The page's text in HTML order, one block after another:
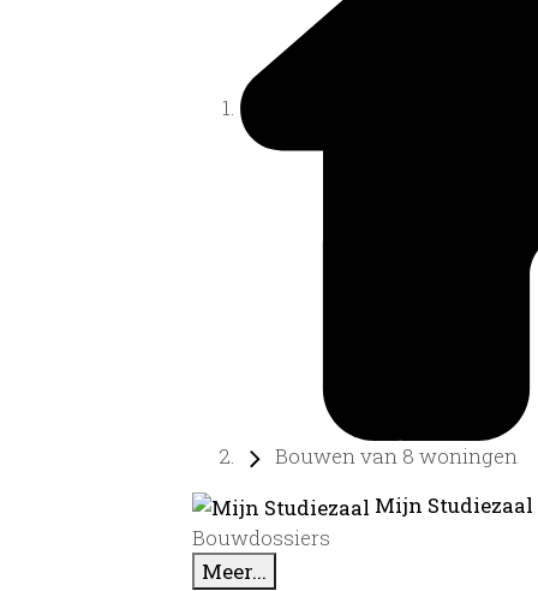
Bouwen van 8 woningen
Mijn
Bouwdossiers
Meer...